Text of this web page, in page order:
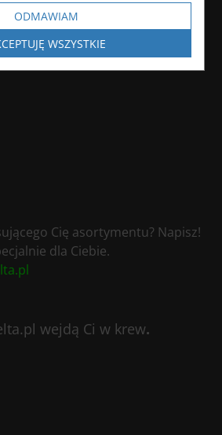
Cię asortymentu? Napisz!
dla Ciebie.
wejdą Ci w krew.
ODMAWIAM
WSZYSTKIE